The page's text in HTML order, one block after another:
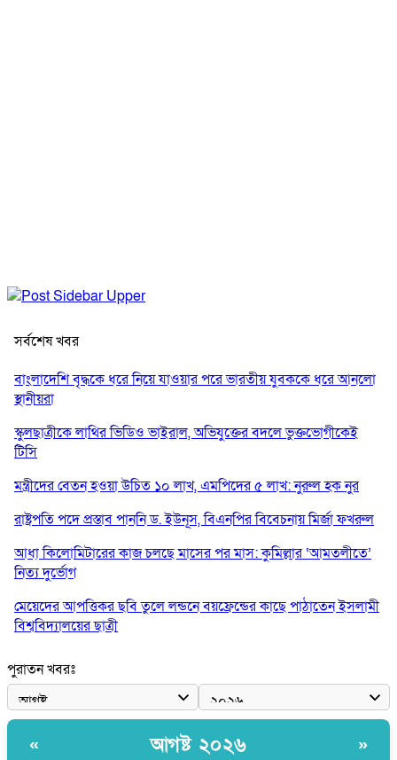
সর্বশেষ খবর
বাংলাদেশি বৃদ্ধকে ধরে নিয়ে যাওয়ার পরে ভারতীয় যুবককে ধরে আনলো
স্থানীয়রা
স্কুলছাত্রীকে লাথির ভিডিও ভাইরাল, অভিযুক্তের বদলে ভুক্তভোগীকেই
টিসি
মন্ত্রীদের বেতন হওয়া উচিত ১০ লাখ, এমপিদের ৫ লাখ: নুরুল হক নুর
রাষ্ট্রপতি পদে প্রস্তাব পাননি ড. ইউনূস, বিএনপির বিবেচনায় মির্জা ফখরুল
আধা কিলোমিটারের কাজ চলছে মাসের পর মাস: কুমিল্লার ‘আমতলীতে’
নিত্য দুর্ভোগ
মেয়েদের আপত্তিকর ছবি তুলে লন্ডনে বয়ফ্রেন্ডের কাছে পাঠাতেন ইসলামী
বিশ্ববিদ্যালয়ের ছাত্রী
পুলিশকে পিটিয়ে রক্তাক্ত করেছি এ দৃশ্য কি আপনারা দেখেননি: এনসিপি
নেতা
পাঁচ দেশি মাছে মিলল মাইক্রোপ্লাস্টিক, সবচেয়ে বেশি কই মাছে
বাংলাদেশী কর্মীদের আকামা নিয়ে বড় সুখবর দিলো সৌদি সরকার
পুরাতন খবরঃ
« আগষ্ট ২০২৬ »